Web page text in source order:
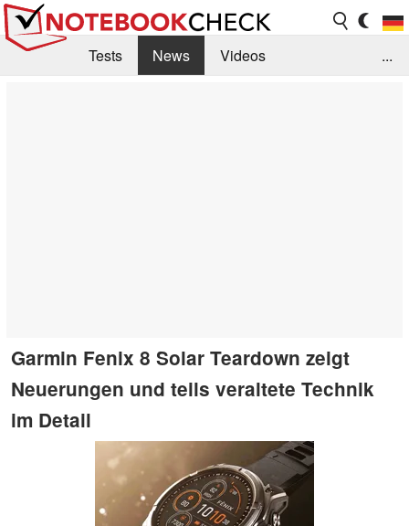
Tests News
Videos
...
Garmin Fenix 8 Solar Teardown zeigt
Neuerungen und teils veraltete Technik
im Detail